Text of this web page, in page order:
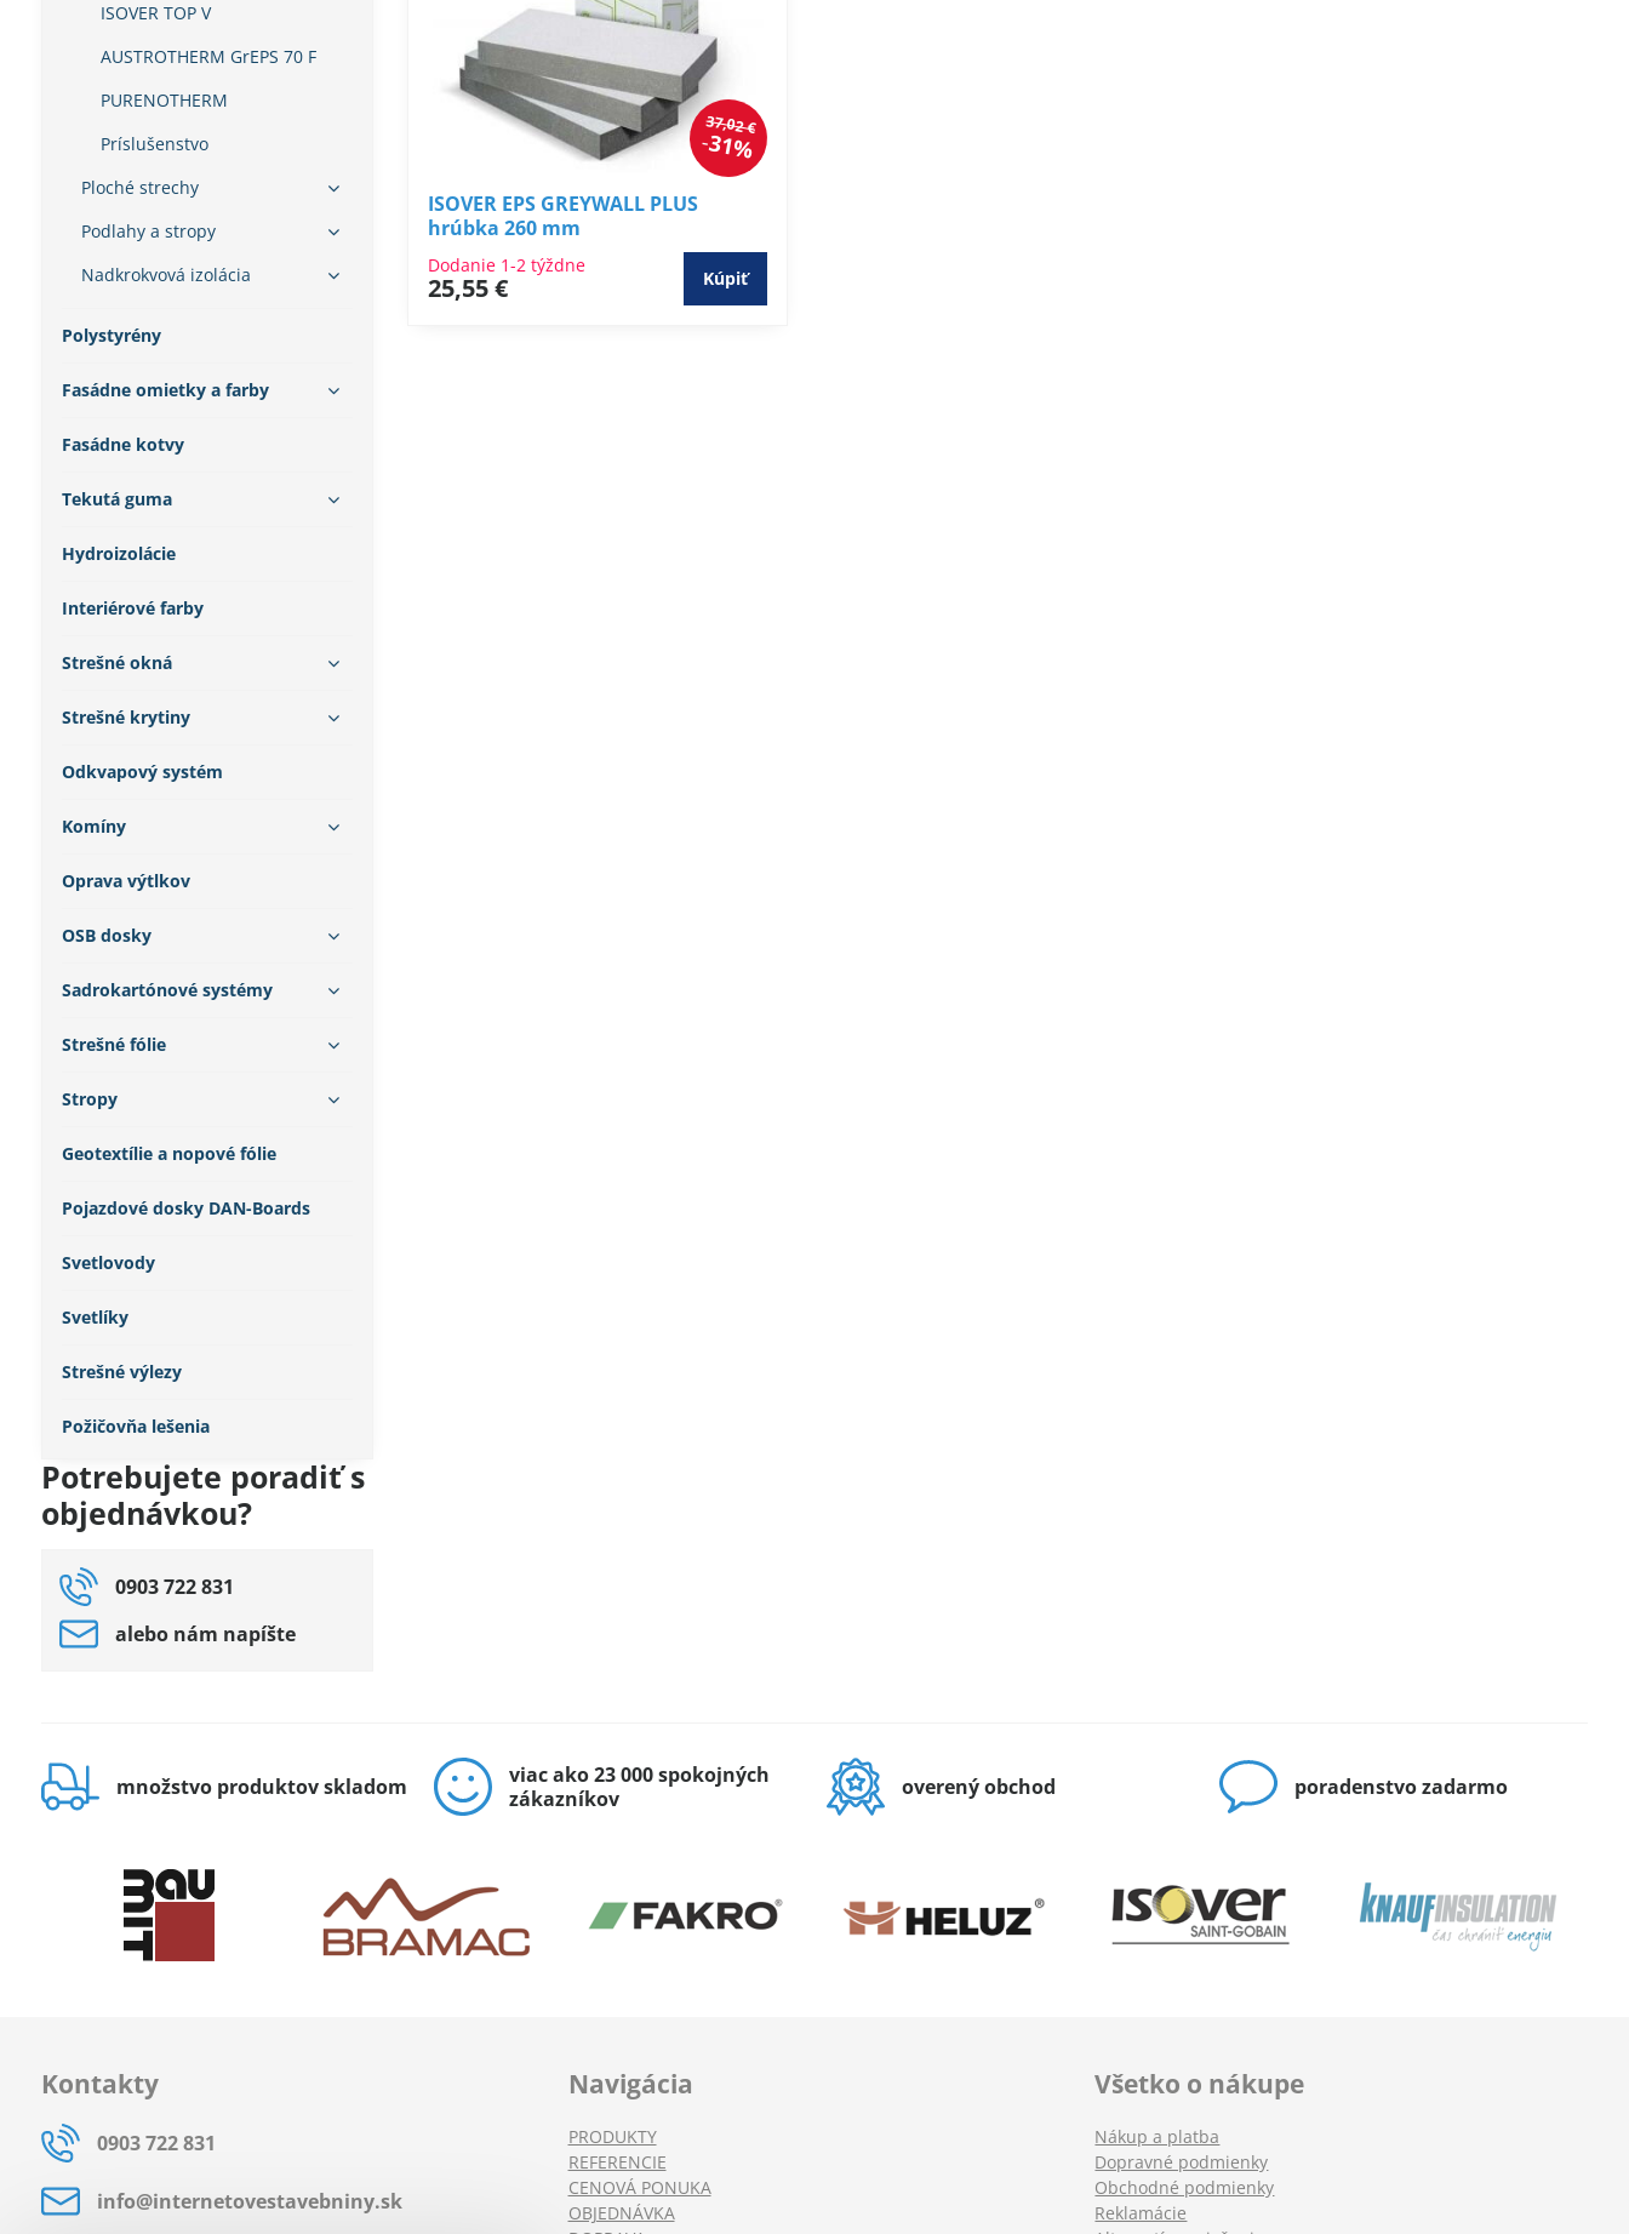
37,02 €
31%
ISOVER EPS GREYWALL PLUS
hrúbka 260 mm
Dodanie 1-2 týždne
25,55 € Kúpiť
ISOVER TOP V
AUSTROTHERM GrEPS 70 F
PURENOTHERM
Príslušenstvo
Ploché strechy
Podlahy a stropy
Nadkrokvová izolácia
Polystyrény
Fasádne omietky a farby
Fasádne kotvy
Tekutá guma
Hydroizolácie
Interiérové farby
Strešné okná
Strešné krytiny
Odkvapový systém
Komíny
Oprava výtlkov
OSB dosky
Sadrokartónové systémy
Strešné fólie
Stropy
Geotextílie a nopové fólie
Pojazdové dosky DAN-Boards
Svetlovody
Svetlíky
Strešné výlezy
Požičovňa lešenia
Potrebujete poradiť s
objednávkou?
0903 722 831
alebo nám napíšte
množstvo produktov skladom
viac ako 23 000 spokojných
zákazníkov
overený obchod poradenstvo zadarmo
Kontakty
0903 722 831
info​@internetovestavebniny​.sk
Navigácia
PRODUKTY
REFERENCIE
CENOVÁ PONUKA
OBJEDNÁVKA
Všetko o nákupe
Nákup a platba
Dopravné podmienky
Obchodné podmienky
Reklamácie